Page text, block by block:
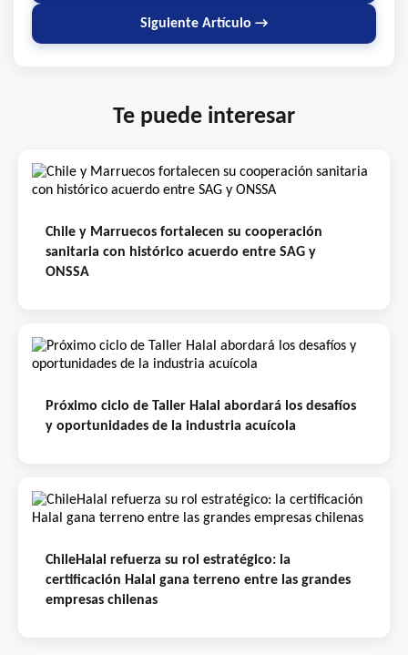
Siguiente Artículo →
Te puede interesar
Chile y Marruecos fortalecen su cooperación
sanitaria con histórico acuerdo entre SAG y
ONSSA
Próximo ciclo de Taller Halal abordará los desafíos
y oportunidades de la industria acuícola
ChileHalal refuerza su rol estratégico: la
certificación Halal gana terreno entre las grandes
empresas chilenas